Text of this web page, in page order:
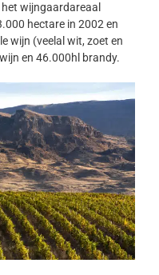
wijngaardareaal
hectare in 2002 en
wijn (veelal wit, zoet en
en 46.000hl brandy.